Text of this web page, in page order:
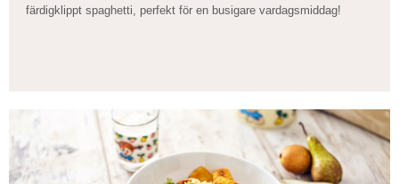
färdigklippt spaghetti, perfekt för en busigare vardagsmiddag!